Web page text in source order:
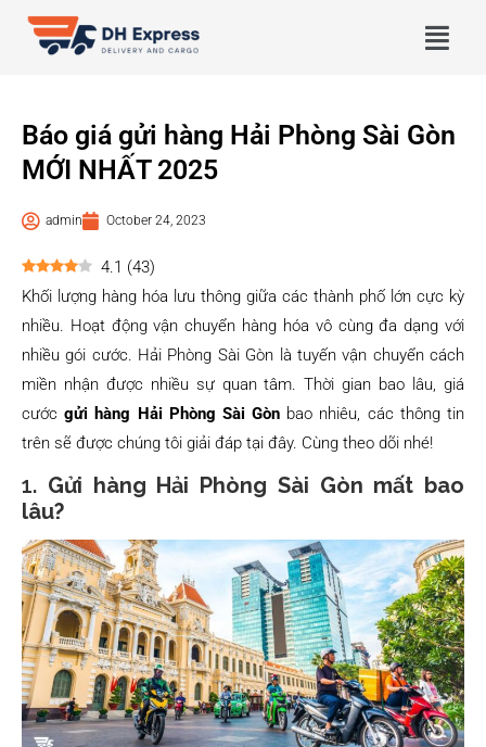
Báo giá gửi hàng Hải Phòng Sài Gòn
MỚI NHẤT 2025
admin October 24, 2023
4.1 (43)
Khối lượng hàng hóa lưu thông giữa các thành phố lớn cực kỳ
nhiều. Hoạt động vận chuyển hàng hóa vô cùng đa dạng với
nhiều gói cước. Hải Phòng Sài Gòn là tuyến vận chuyển cách
miền nhận được nhiều sự quan tâm. Thời gian bao lâu, giá
cướcgửi hàng Hải Phòng Sài Gòn bao nhiêu, các thông tin
trên sẽ được chúng tôi giải đáp tại đây. Cùng theo dõi nhé!
1. Gửi hàng Hải Phòng Sài Gòn mất bao
lâu?